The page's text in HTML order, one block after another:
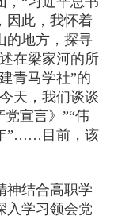
因此，我怀着
的地方，探寻
在梁家河的所
青马学社”的
天，我们谈谈
宣言》”“伟
”……目前，该
结合高职学
入学习领会党